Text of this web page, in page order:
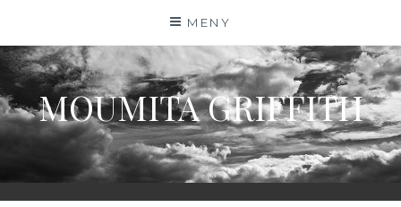
innehåll
MENY
MOUMITA GRIFFITH